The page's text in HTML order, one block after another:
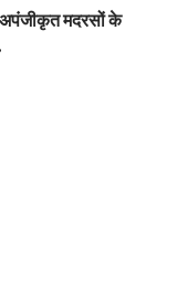
मदरसों के